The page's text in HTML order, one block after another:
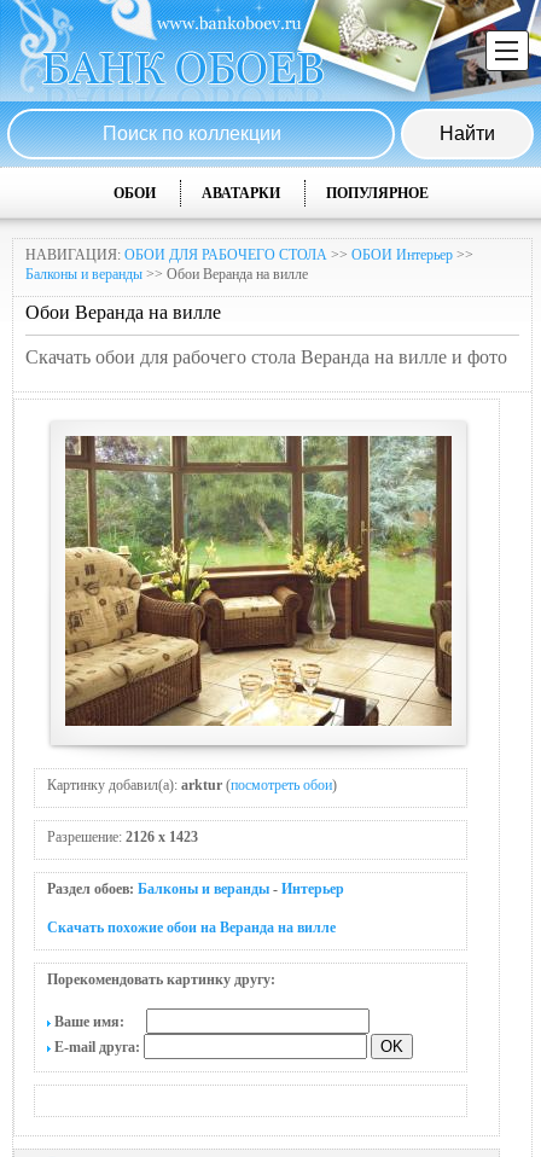
ОБОИ АВАТАРКИ ПОПУЛЯРНОЕ
НАВИГАЦИЯ: ОБОИ ДЛЯ РАБОЧЕГО СТОЛА >> ОБОИ Интерьер >>
Балконы и веранды >> Обои Веранда на вилле
Обои Веранда на вилле
Скачать обои для рабочего стола Веранда на вилле и фото
Картинку добавил(а): arktur (посмотреть обои)
Разрешение: 2126 x 1423
Раздел обоев: Балконы и веранды - Интерьер
Скачать похожие обои на Веранда на вилле
Порекомендовать картинку другу:
Ваше имя:
E-mail друга: